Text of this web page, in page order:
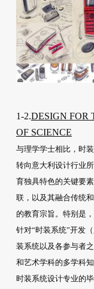
1-2.DESIGN FOR
OF SCIENCE
与理学学士相比，时
转向意大利设计行业
育独具特色的关键要
联，以及其融合传统
的教育宗旨。特别是
针对“时装系统”开发
装系统以及各参与者
和艺术学科的多学科知
时装系统设计专业的